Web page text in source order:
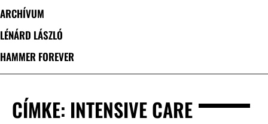
ARCHÍVUM
LÉNÁRD LÁSZLÓ
HAMMER FOREVER
CÍMKE: INTENSIVE CARE